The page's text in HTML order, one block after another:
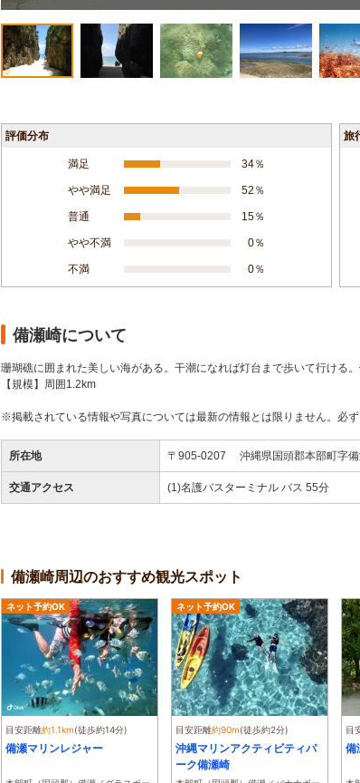
評価分布
満足 34％
やや満足 52％
普通 15％
やや不満 0％
不満 0％
旅
備瀬崎について
珊瑚礁に囲まれた美しい海がある。干潮になれば灯台まで歩いて行ける。
【規模】周囲1.2km
※掲載されている情報や写真については最新の情報とは限りません。必
所在地 〒905-0207 沖縄県国頭郡本部町字
交通アクセス (1)名護バスターミナル バス 55分
備瀬崎周辺のおすすめ観光スポット
ネット予約OK
目安距離約1.1km(徒歩約14分)
備瀬マリンレジャー
ネット予約OK
目安距離約90m(徒歩約2分)
沖縄マリンアクティビティパ
ーク備瀬崎
目
備